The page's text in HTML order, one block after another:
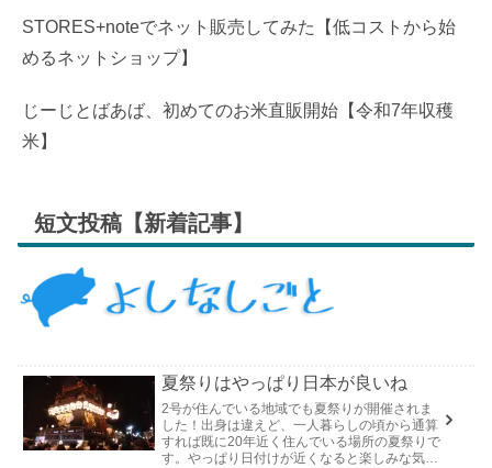
STORES+noteでネット販売してみた【低コストから始
めるネットショップ】
じーじとばあば、初めてのお米直販開始【令和7年収穫
米】
短文投稿【新着記事】
夏祭りはやっぱり日本が良いね
2号が住んでいる地域でも夏祭りが開催されま
した！出身は違えど、一人暮らしの頃から通算
すれば既に20年近く住んでいる場所の夏祭りで
す。やっぱり日付けが近くなると楽しみな気持